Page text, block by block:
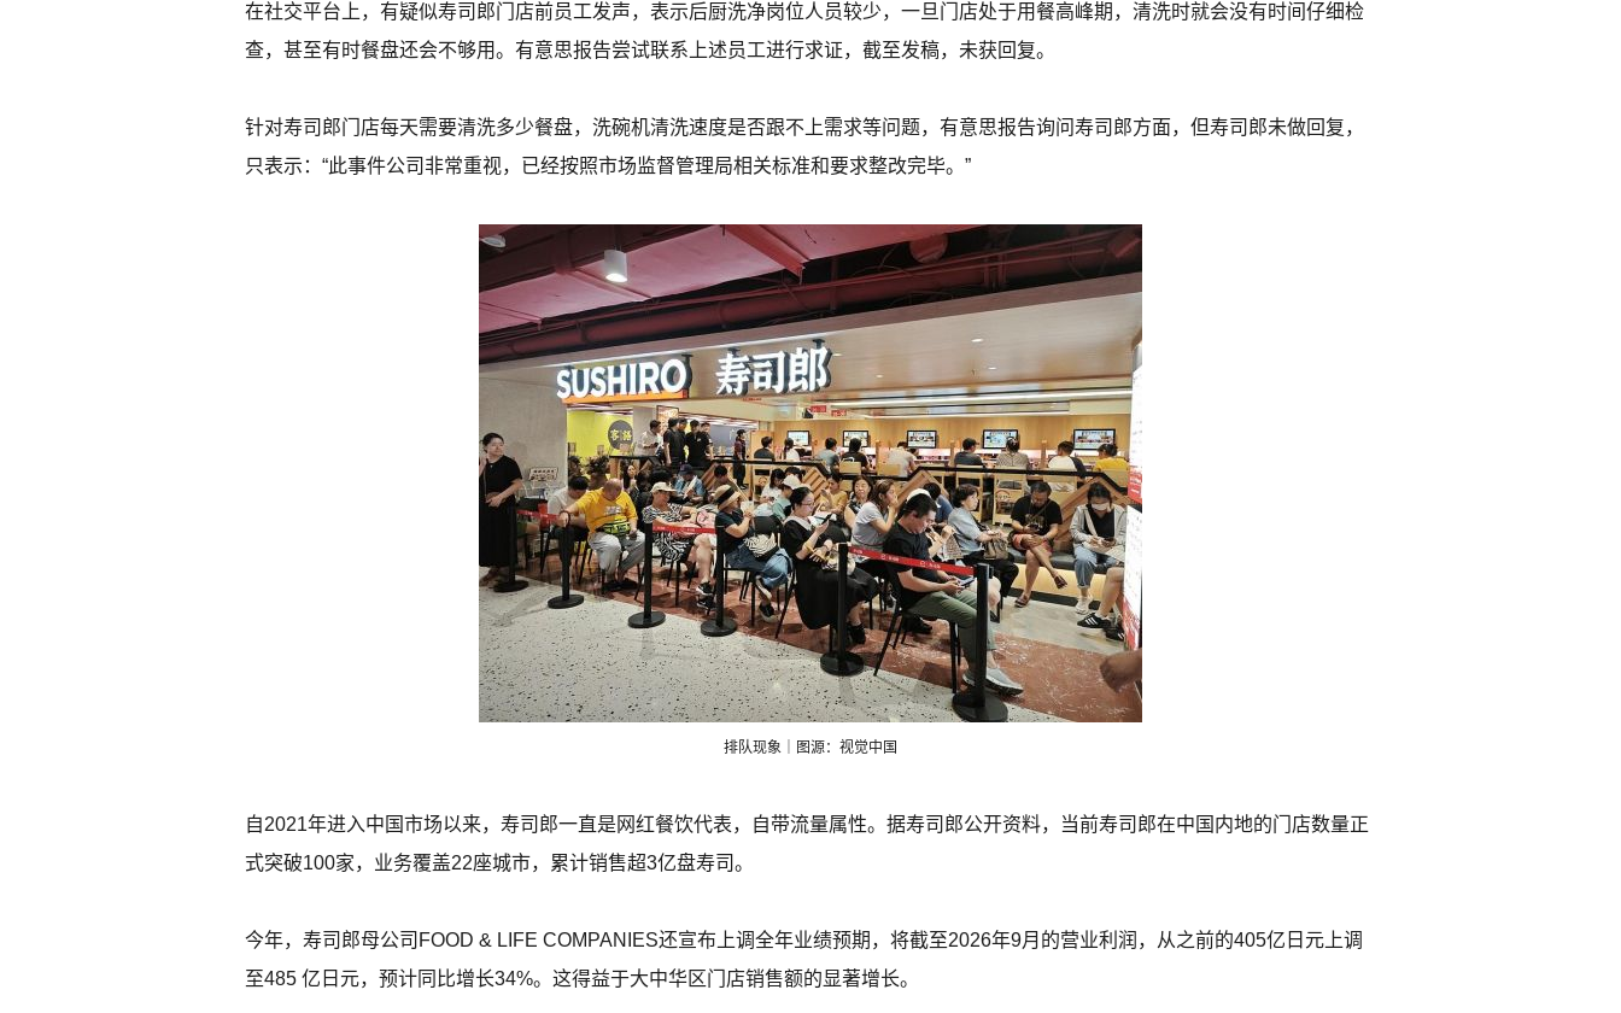
在社交平台上，有疑似寿司郎门店前员工发声，表示后厨洗净岗位人员较少，一旦门店处于用餐高峰期，清洗时就会没有时间仔细检
查，甚至有时餐盘还会不够用。有意思报告尝试联系上述员工进行求证，截至发稿，未获回复。
针对寿司郎门店每天需要清洗多少餐盘，洗碗机清洗速度是否跟不上需求等问题，有意思报告询问寿司郎方面，但寿司郎未做回复，
只表示：“此事件公司非常重视，已经按照市场监督管理局相关标准和要求整改完毕。”
排队现象｜图源：视觉中国
自2021年进入中国市场以来，寿司郎一直是网红餐饮代表，自带流量属性。据寿司郎公开资料，当前寿司郎在中国内地的门店数量正
式突破100家，业务覆盖22座城市，累计销售超3亿盘寿司。
今年，寿司郎母公司FOOD & LIFE COMPANIES还宣布上调全年业绩预期，将截至2026年9月的营业利润，从之前的405亿日元上调
至485 亿日元，预计同比增长34%。这得益于大中华区门店销售额的显著增长。